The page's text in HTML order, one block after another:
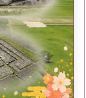
奈良県政策集